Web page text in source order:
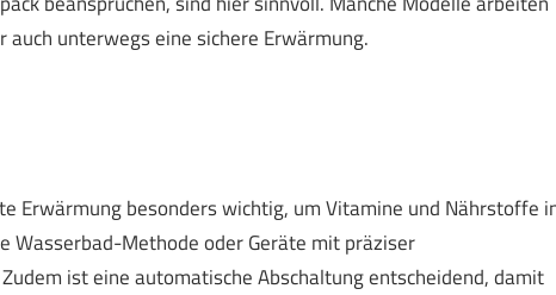
unterwegs eine sichere Erwärmung.
Erwärmung besonders wichtig, um Vitamine und Nährstoffe
Wasserbad-Methode oder Geräte mit präziser
ist eine automatische Abschaltung entscheidend, damit